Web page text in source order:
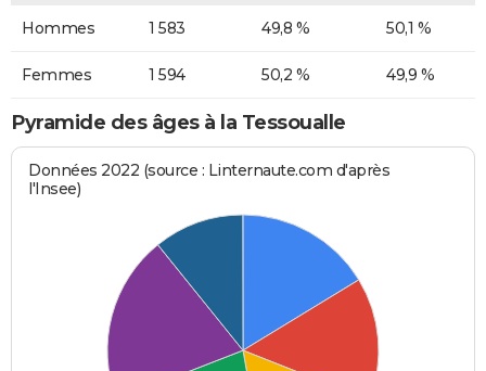
Hommes 1 583 49,8 % 50,1 %
Femmes 1 594 50,2 % 49,9 %
Pyramide des âges à la Tessoualle
Données 2022 (source : Linternaute.com d'après
l'Insee)